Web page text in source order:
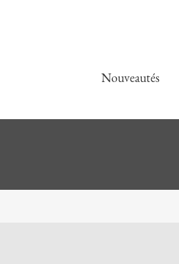
Nouveautés